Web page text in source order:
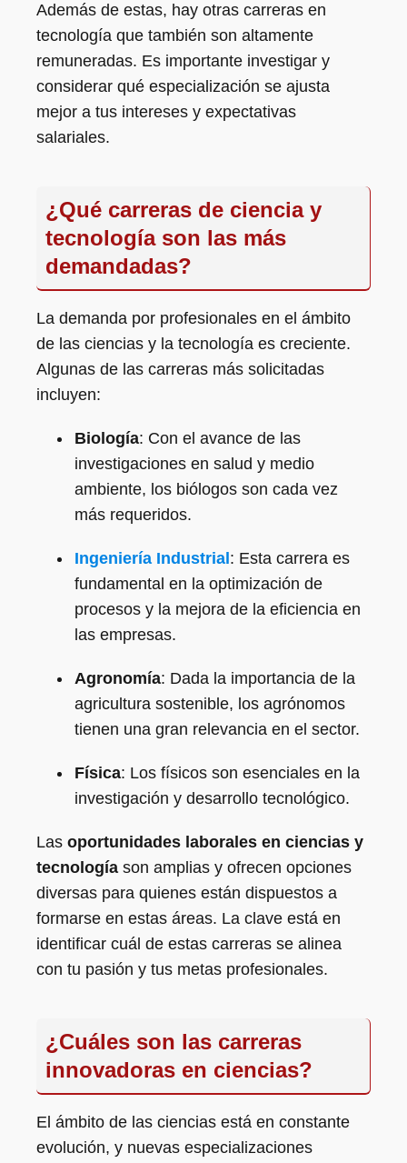
Además de estas, hay otras carreras en
tecnología que también son altamente
remuneradas. Es importante investigar y
considerar qué especialización se ajusta
mejor a tus intereses y expectativas
salariales.
¿Qué carreras de ciencia y
tecnología son las más
demandadas?
La demanda por profesionales en el ámbito
de las ciencias y la tecnología es creciente.
Algunas de las carreras más solicitadas
incluyen:
Biología: Con el avance de las
investigaciones en salud y medio
ambiente, los biólogos son cada vez
más requeridos.
Ingeniería Industrial : Esta carrera es
fundamental en la optimización de
procesos y la mejora de la eficiencia en
las empresas.
Agronomía: Dada la importancia de la
agricultura sostenible, los agrónomos
tienen una gran relevancia en el sector.
Física: Los físicos son esenciales en la
investigación y desarrollo tecnológico.
Las oportunidades laborales en ciencias y
tecnología son amplias y ofrecen opciones
diversas para quienes están dispuestos a
formarse en estas áreas. La clave está en
identificar cuál de estas carreras se alinea
con tu pasión y tus metas profesionales.
¿Cuáles son las carreras
innovadoras en ciencias?
El ámbito de las ciencias está en constante
evolución, y nuevas especializaciones